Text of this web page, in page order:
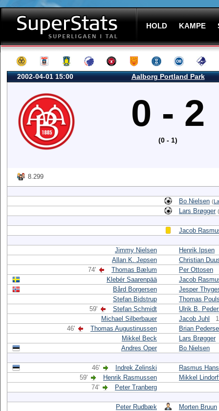
HOLD KAMPE
2002-04-01 15:00 Aalborg Portland Park
0 - 2
(0 - 1)
8.299
Bo Nielsen (
Lars Brøgger (
Jacob
Jimmy Nielsen
Henrik Ipsen
Allan K. Jepsen
Christian
74'
Thomas Bælum
Per Ottosen
Klebér Saarenpää
Jacob
Bård Borgersen
Jesper
Stefan Bidstrup
Thomas
59'
Stefan Schmidt
Ulrik B.
Michael Silberbauer
Jacob Juhl
46'
Thomas Augustinussen
Brian
Mikkel Beck
Lars Brøgger
Andres Oper
Bo Nielsen
46' Indrek Zelinski
Rasmus
59'
Henrik Rasmussen
Mikkel
74'
Peter Tranberg
Peter Rudbæk Morten Bruun